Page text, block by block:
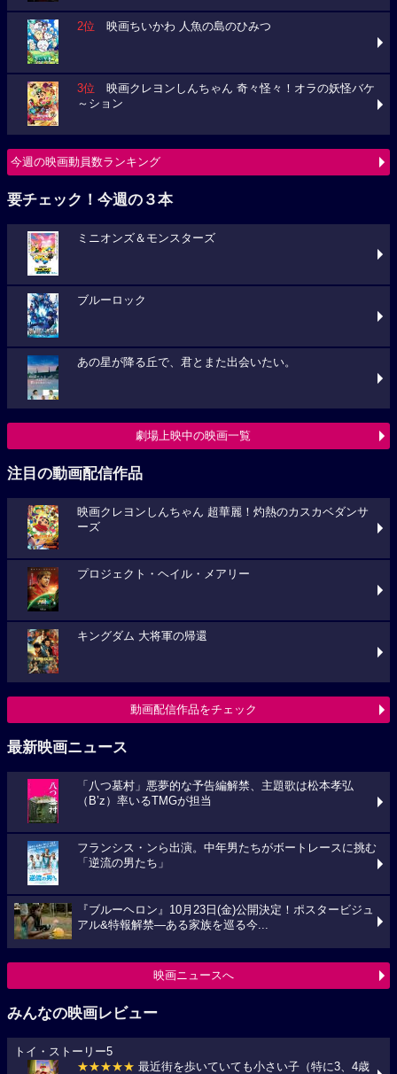
2位 映画ちいかわ 人魚の島のひみつ
3位 映画クレヨンしんちゃん 奇々怪々！オラの妖怪バケ
～ション
今週の映画動員数ランキング
要チェック！今週の３本
ミニオンズ＆モンスターズ
ブルーロック
あの星が降る丘で、君とまた出会いたい。
劇場上映中の映画一覧
注目の動画配信作品
映画クレヨンしんちゃん 超華麗！灼熱のカスカベダンサ
ーズ
プロジェクト・ヘイル・メアリー
キングダム 大将軍の帰還
動画配信作品をチェック
最新映画ニュース
「八つ墓村」悪夢的な予告編解禁、主題歌は松本孝弘
（B’z）率いるTMGが担当
フランシス・ンら出演。中年男たちがボートレースに挑む
「逆流の男たち」
『ブルーヘロン』10月23日(金)公開決定！ポスタービジュ
アル&特報解禁―ある家族を巡る今...
映画ニュースへ
みんなの映画レビュー
トイ・ストーリー5
★★★★★ 最近街を歩いていても小さい子（特に3、4歳